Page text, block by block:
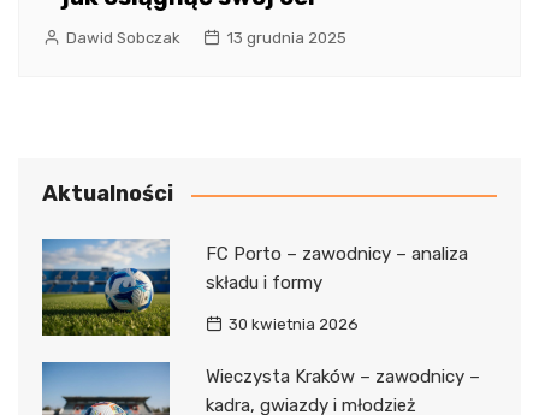
Dawid Sobczak 13 grudnia 2025
Aktualności
FC Porto – zawodnicy – analiza
składu i formy
30 kwietnia 2026
Wieczysta Kraków – zawodnicy –
kadra, gwiazdy i młodzież